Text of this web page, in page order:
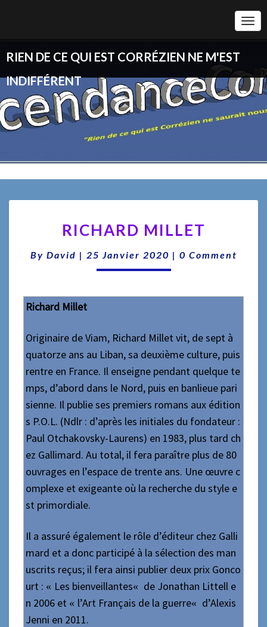
RIEN DE CE QUI EST CORRÉZIEN NE M'EST
INDIFFÉRENT
MILLET
RICHARD MILLET
By David | 25 Janvier 2020 | Comments
0 Comment
Richard Millet
Originaire de Viam, Richard Millet vit, de sept à
quatorze ans au Liban, sa deuxième culture, puis
rentre en France. Il enseigne pendant quelque te
mps, d’abord dans le Nord, puis en banlieue pari
sienne. Il publie ses premiers romans aux édition
s P.O.L. (Ndlr : d’après les initiales du fondateur :
Paul Otchakovsky-Laurens) en 1983, plus tard ch
ez Gallimard. Au total, il fera paraître plus de 80
ouvrages en l’espace de trente ans. Une œuvre c
omplexe et exigeante où la recherche du style e
st primordiale.
Il a assuré également le rôle d’éditeur chez Galli
mard et a donc participé à la sélection des man
uscrits reçus; il fera ainsi publier deux prix Gonco
urt : « Les bienveillantes« de Jonathan Littell e
n 2006 et « l’Art Français de la guerre« d’Alexis
Jenni en 2011.